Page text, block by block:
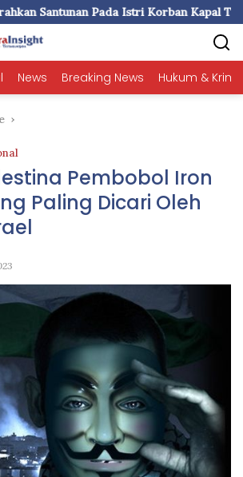
Santunan Pada Istri Korban Kapal
News Breaking News Hukum &
Pembobol Iron
Paling Dicari Oleh